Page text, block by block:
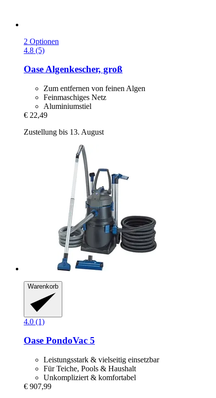
2 Optionen
4.8 (5)
OaseAlgenkescher, groß
Zum entfernen von feinen Algen
Feinmaschiges Netz
Aluminiumstiel
€ 22,49
Zustellung bis 13. August
Warenkorb
4.0 (1)
Oase PondoVac 5
Leistungsstark & vielseitig einsetzbar
Für Teiche, Pools & Haushalt
Unkompliziert & komfortabel
€ 907,99